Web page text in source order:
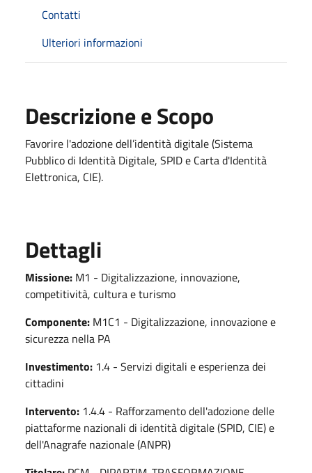
Contatti
Ulteriori informazioni
Descrizione e Scopo
Favorire l'adozione dell’identità digitale (Sistema
Pubblico di Identità Digitale, SPID e Carta d'Identità
Elettronica, CIE).
Dettagli
Missione: M1 - Digitalizzazione, innovazione,
competitività, cultura e turismo
Componente: M1C1 - Digitalizzazione, innovazione e
sicurezza nella PA
Investimento: 1.4 - Servizi digitali e esperienza dei
cittadini
Intervento: 1.4.4 - Rafforzamento dell'adozione delle
piattaforme nazionali di identità digitale (SPID, CIE) e
dell'Anagrafe nazionale (ANPR)